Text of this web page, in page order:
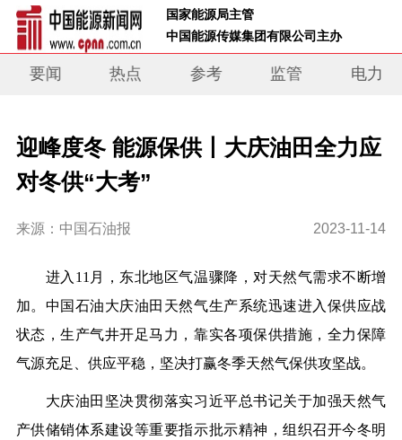
国家能源局主管
中国能源传媒集团有限公司主办
要闻 热点 参考 监管 电力
迎峰度冬 能源保供丨大庆油田全力应
对冬供“大考”
来源：中国石油报 2023-11-14
进入11月，东北地区气温骤降，对天然气需求不断增
加。中国石油大庆油田天然气生产系统迅速进入保供应战
状态，生产气井开足马力，靠实各项保供措施，全力保障
气源充足、供应平稳，坚决打赢冬季天然气保供攻坚战。
大庆油田坚决贯彻落实习近平总书记关于加强天然气
产供储销体系建设等重要指示批示精神，组织召开今冬明